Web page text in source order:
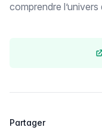
comprendre
Partager